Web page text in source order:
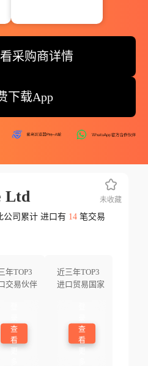
采购商详情
下载App
Ltd
公司累计 进口有 14笔交易
年TOP3
交易伙伴
查
看
近三年TOP3
进口贸易国家
查
看
未收藏